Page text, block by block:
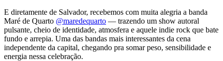
E diretamente de Salvador, recebemos com muita alegria a banda
Maré de Quarto @maredequarto — trazendo um show autoral
pulsante, cheio de identidade, atmosfera e aquele indie rock que bate
fundo e arrepia. Uma das bandas mais interessantes da cena
independente da capital, chegando pra somar peso, sensibilidade e
energia nessa celebração.